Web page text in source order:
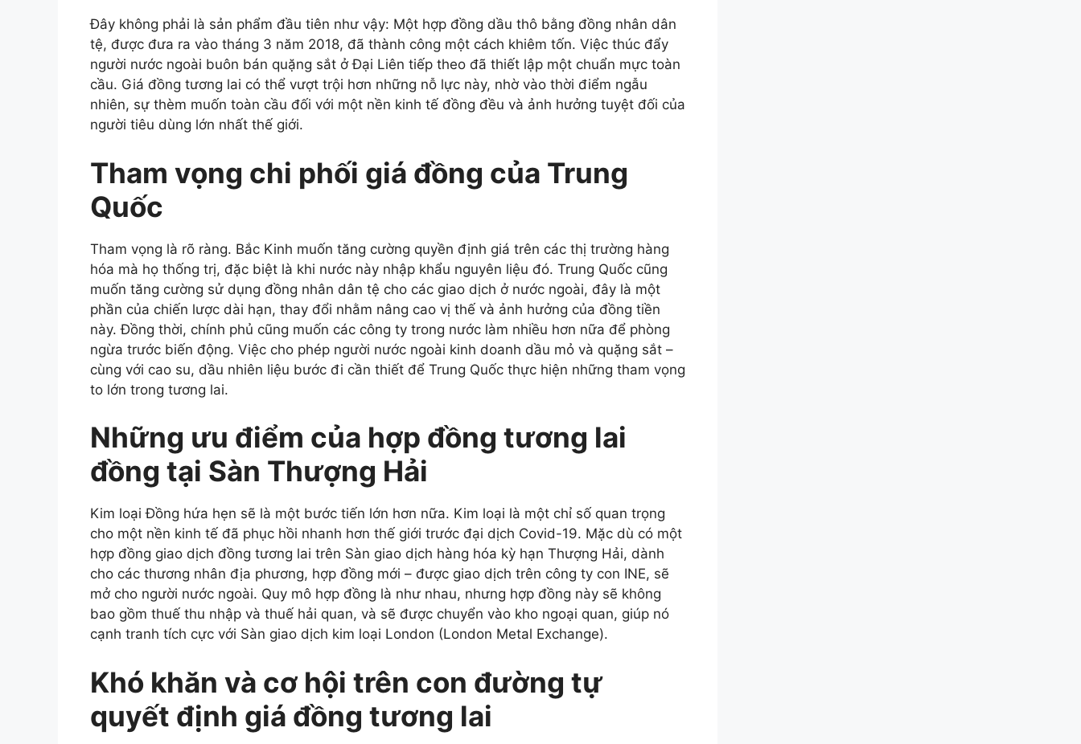
Đây không phải là sản phẩm đầu tiên như vậy: Một hợp đồng dầu thô bằng đồng nhân dân
tệ, được đưa ra vào tháng 3 năm 2018, đã thành công một cách khiêm tốn. Việc thúc đẩy
người nước ngoài buôn bán quặng sắt ở Đại Liên tiếp theo đã thiết lập một chuẩn mực toàn
cầu. Giá đồng tương lai có thể vượt trội hơn những nỗ lực này, nhờ vào thời điểm ngẫu
nhiên, sự thèm muốn toàn cầu đối với một nền kinh tế đồng đều và ảnh hưởng tuyệt đối của
người tiêu dùng lớn nhất thế giới.
Tham vọng chi phối giá đồng của Trung
Quốc
Tham vọng là rõ ràng. Bắc Kinh muốn tăng cường quyền định giá trên các thị trường hàng
hóa mà họ thống trị, đặc biệt là khi nước này nhập khẩu nguyên liệu đó. Trung Quốc cũng
muốn tăng cường sử dụng đồng nhân dân tệ cho các giao dịch ở nước ngoài, đây là một
phần của chiến lược dài hạn, thay đổi nhằm nâng cao vị thế và ảnh hưởng của đồng tiền
này. Đồng thời, chính phủ cũng muốn các công ty trong nước làm nhiều hơn nữa để phòng
ngừa trước biến động. Việc cho phép người nước ngoài kinh doanh dầu mỏ và quặng sắt –
cùng với cao su, dầu nhiên liệu bước đi cần thiết để Trung Quốc thực hiện những tham vọng
to lớn trong tương lai.
Những ưu điểm của hợp đồng tương lai
đồng tại Sàn Thượng Hải
Kim loại Đồng hứa hẹn sẽ là một bước tiến lớn hơn nữa. Kim loại là một chỉ số quan trọng
cho một nền kinh tế đã phục hồi nhanh hơn thế giới trước đại dịch Covid-19. Mặc dù có một
hợp đồng giao dịch đồng tương lai trên Sàn giao dịch hàng hóa kỳ hạn Thượng Hải, dành
cho các thương nhân địa phương, hợp đồng mới – được giao dịch trên công ty con INE, sẽ
mở cho người nước ngoài. Quy mô hợp đồng là như nhau, nhưng hợp đồng này sẽ không
bao gồm thuế thu nhập và thuế hải quan, và sẽ được chuyển vào kho ngoại quan, giúp nó
cạnh tranh tích cực với Sàn giao dịch kim loại London (London Metal Exchange).
Khó khăn và cơ hội trên con đường tự
quyết định giá đồng tương lai